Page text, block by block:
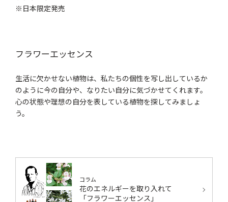
※日本限定発売
フラワーエッセンス
生活に欠かせない植物は、私たちの個性を写し出しているか
のように今の自分や、なりたい自分に気づかせてくれます。
心の状態や理想の自分を表している植物を探してみましょ
う。
コラム
花のエネルギーを取り入れて
「フラワーエッセンス」